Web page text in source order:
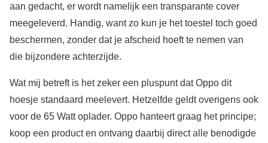
aan gedacht, er wordt namelijk een transparante cover
meegeleverd. Handig, want zo kun je het toestel toch goed
beschermen, zonder dat je afscheid hoeft te nemen van
die bijzondere achterzijde.
Wat mij betreft is het zeker een pluspunt dat Oppo dit
hoesje standaard meelevert. Hetzelfde geldt overigens ook
voor de 65 Watt oplader. Oppo hanteert graag het principe;
koop een product en ontvang daarbij direct alle benodigde